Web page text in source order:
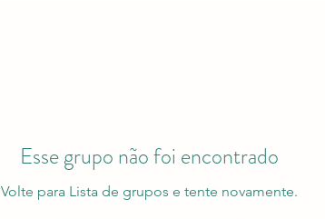
Esse grupo não foi encontrado
Volte para Lista de grupos e tente novamente.